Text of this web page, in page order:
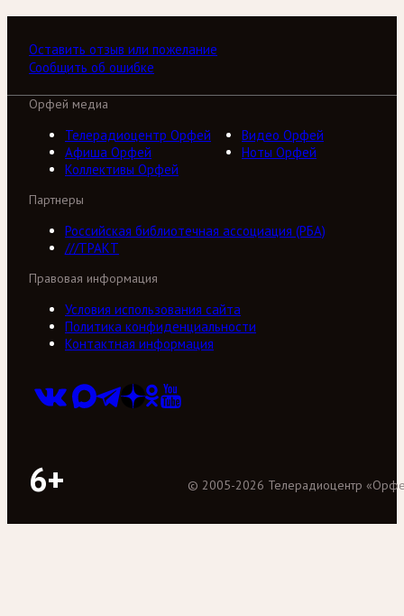
Оставить отзыв или пожелание
Сообщить об ошибке
Орфей медиа
Телерадиоцентр Орфей
Видео Орфей
Афиша Орфей
Ноты Орфей
Коллективы Орфей
Партнеры
Российская библиотечная ассоциация (РБА)
///ТРАКТ
Правовая информация
Условия использования сайта
Политика конфиденциальности
Контактная информация
6+ © 2005-2026 Телерадиоцентр